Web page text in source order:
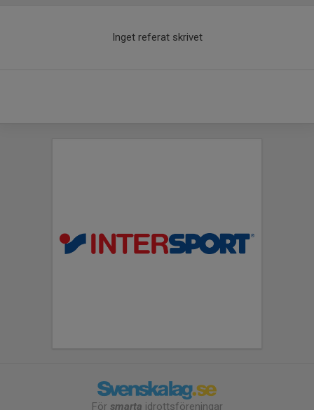
Inget referat skrivet
För smarta idrottsföreningar